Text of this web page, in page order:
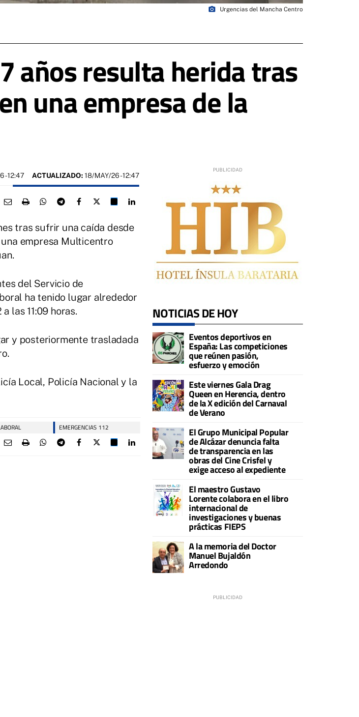
años resulta herida tras
una empresa de la
photo_camera Urgencias del Mancha Centro
- 12:47 ACTUALIZADO: 18/MAY/26 - 12:47
tras sufrir una caída desde
empresa Multicentro
del Servicio de
ha tenido lugar alrededor
las 11:09 horas.
y posteriormente trasladada
Local, Policía Nacional y la
EMERGENCIAS 112
NOTICIAS DE HOY
Eventos deportivos en
España: Las competiciones
que reúnen pasión,
esfuerzo y emoción
Este viernes Gala Drag
Queen en Herencia, dentro
de la X edición del Carnaval
de Verano
El Grupo Municipal Popular
de Alcázar denuncia falta
de transparencia en las
obras del Cine Crisfel y
exige acceso al expediente
El maestro Gustavo
Lorente colabora en el libro
internacional de
investigaciones y buenas
prácticas FIEPS
A la memoria del Doctor
Manuel Bujaldón
Arredondo